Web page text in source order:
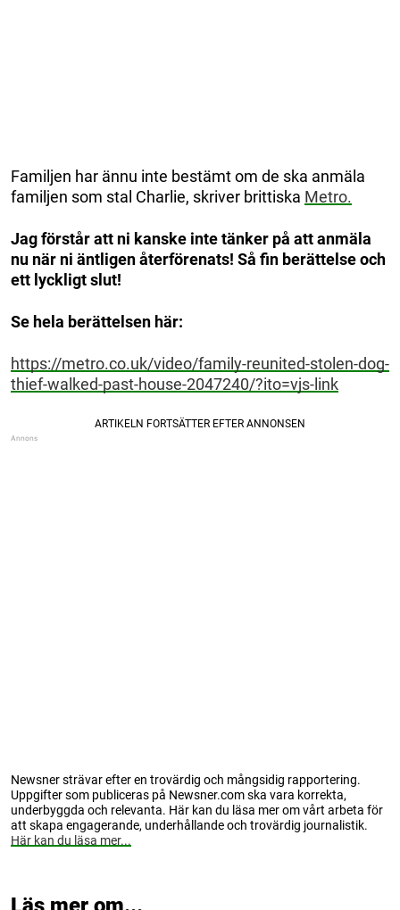
Familjen har ännu inte bestämt om de ska anmäla
familjen som stal Charlie, skriver brittiska Metro.
Jag förstår att ni kanske inte tänker på att anmäla
nu när ni äntligen återförenats! Så fin berättelse och
ett lyckligt slut!
Se hela berättelsen här:
https://metro.co.uk/video/family-reunited-stolen-dog-
thief-walked-past-house-2047240/?ito=vjs-link
Newsner strävar efter en trovärdig och mångsidig rapportering.
Uppgifter som publiceras på Newsner.com ska vara korrekta,
underbyggda och relevanta. Här kan du läsa mer om vårt arbeta för
att skapa engagerande, underhållande och trovärdig journalistik.
Här kan du läsa mer...